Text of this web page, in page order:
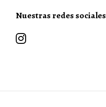
Nuestras redes sociales